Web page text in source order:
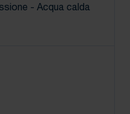
- Acqua calda